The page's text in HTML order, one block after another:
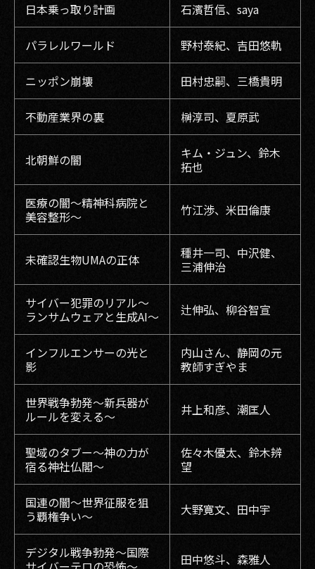
日本乗っ取り計画 石濱哲信、saya
パラレルワールド 野村泰紀、吉田悠軌
ニッポン崩壊 田村忠嗣、三橋貴明
不動産業界の裏 榊淳司、夏原武
北朝鮮の闇
キム・ジュン、鈴木
拓也
医療の闇～精神科病院と
美容整形～
竹江渉、米田倫康
未確認生物UMAの正体
種井一司、中沢健、
三浦伸治
サイバー犯罪のリアル〜
ランサムウェアと生成AI〜
辻伸弘、柳谷智宣
インフルエンサーの光と
影
内山さん、静岡の元
教師すぎやま
世界戦争勃発〜新兵器が
ルールを変える～
井上和彦、潮匡人
聖域のタブー〜神の力が
宿る神社仏閣〜
佐々木優太、鈴木辨
望
国連の闇〜世界征服を狙
う覇権争い〜
大野寛文、田中宇
デジタル戦争勃発〜国際
田中悠斗、森雅人